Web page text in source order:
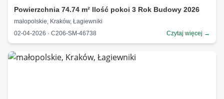
Powierzchnia 74.74 m² Ilość pokoi 3 Rok Budowy 2026
małopolskie, Kraków, Łagiewniki
02-04-2026 · C206-SM-46738
Czytaj więcej →